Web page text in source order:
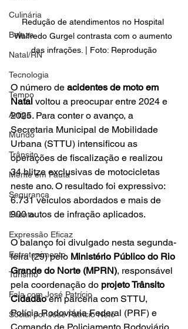
Culinária
Beleza
Natal/RN
Tecnologia
Tempo
Artigo
Mundo
Trânsito
Mente em Pauta
Segurança
Evento
Expressão Eficaz
Entretenimento
Turismo
Fala com José Patrício
Social por José Patrício Neto
Redução de atendimentos no Hospital
Walfredo Gurgel contrasta com o aumento
das infrações. | Foto: Reprodução
O número de acidentes de moto em
Natal voltou a preocupar entre 2024 e
2025. Para conter o avanço, a
Secretaria Municipal de Mobilidade
Urbana (STTU) intensificou as
operações de fiscalização e realizou
34 blitze exclusivas de motocicletas
neste ano. O resultado foi expressivo:
6.731 veículos abordados e mais de
900 autos de infração aplicados.
O balanço foi divulgado nesta segunda-
feira (29) pelo Ministério Público do Rio
Grande do Norte (MPRN), responsável
pela coordenação do projeto Trânsito
Cidadão em parceria com STTU,
Polícia Rodoviária Federal (PRF) e